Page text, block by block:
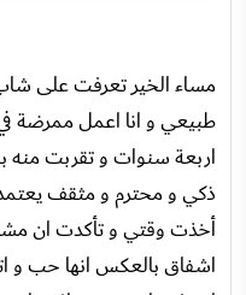
مساء الخير تعرفت على
طبيعي و انا اعمل ممرضة
اربعة سنوات و تقربت منه
ذكي و محترم و مثقف
أخذت وقتي و تأكدت ان
اشفاق بالعكس انها حب و